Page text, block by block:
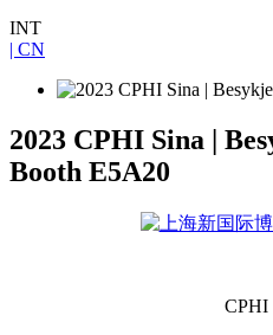
INT
| CN
2023 CPHI Sina |
Booth E5A20
CPHI